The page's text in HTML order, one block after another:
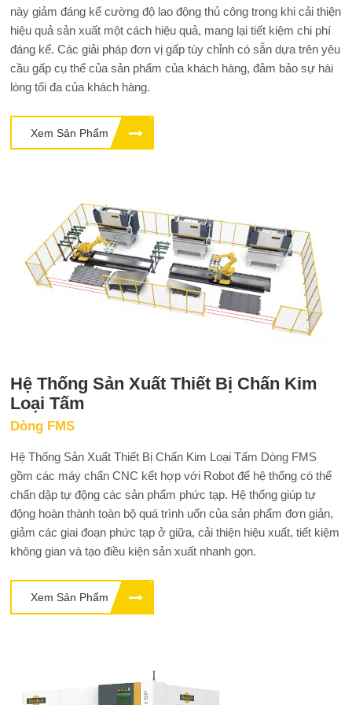
này giảm đáng kể cường độ lao động thủ công trong khi cải thiện
hiệu quả sản xuất một cách hiệu quả, mang lại tiết kiệm chi phí
đáng kể. Các giải pháp đơn vị gấp tùy chỉnh có sẵn dựa trên yêu
cầu gấp cụ thể của sản phẩm của khách hàng, đảm bảo sự hài
lòng tối đa của khách hàng.
Xem Sản Phẩm
Hệ Thống Sản Xuất Thiết Bị Chấn Kim
Loại Tấm
Dòng FMS
Hệ Thống Sản Xuất Thiết Bị Chấn Kim Loại Tấm Dòng FMS
gồm các máy chấn CNC kết hợp với Robot để hệ thống có thể
chấn dập tự động các sản phẩm phức tạp. Hệ thống giúp tự
động hoàn thành toàn bộ quá trình uốn của sản phẩm đơn giản,
giảm các giai đoạn phức tạp ở giữa, cải thiện hiệu xuất, tiết kiệm
không gian và tạo điều kiện sản xuất nhanh gọn.
Xem Sản Phẩm